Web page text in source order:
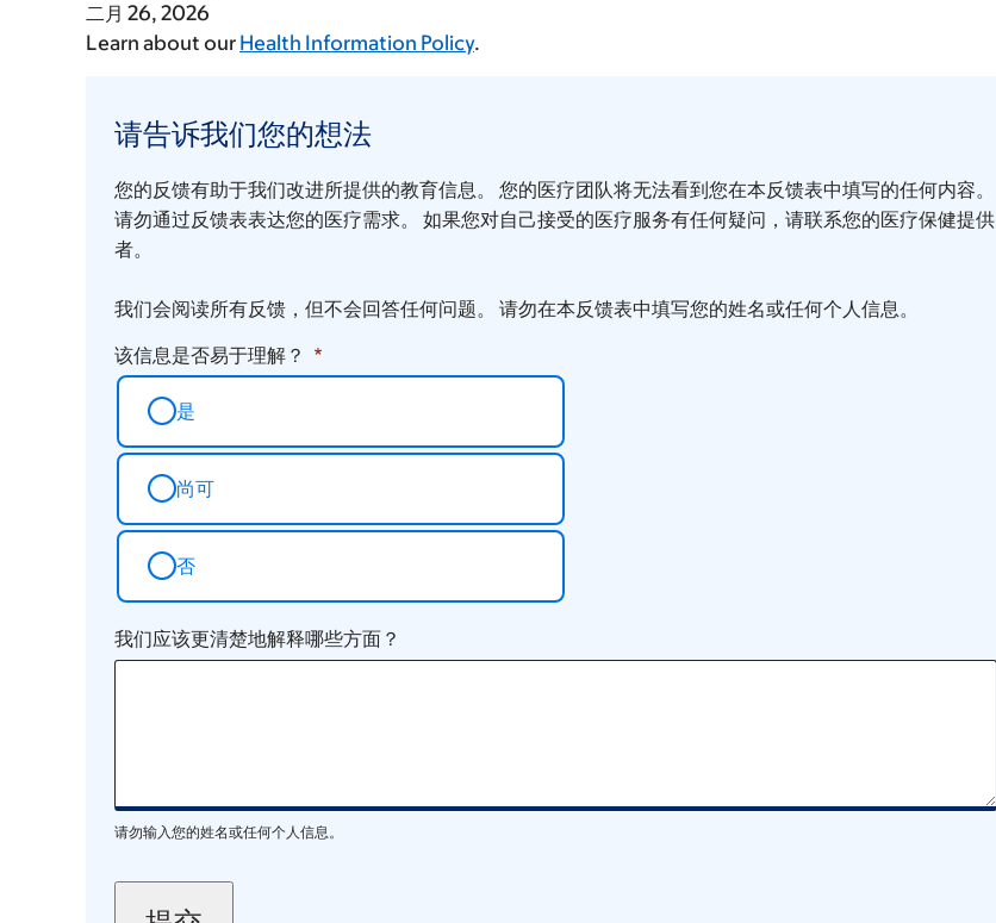
二月 26, 2026
Learn about our Health Information Policy.
告
我
们
的
想
法
请告诉我们您的想法
您的反馈有助于我们改进所提供的教育信息。 您的医疗团队将无法看到您在本反馈表中填写的任何内容。
请勿通过反馈表表达您的医疗需求。 如果您对自己接受的医疗服务有任何疑问，请联系您的医疗保健提供
者。
我们会阅读所有反馈，但不会回答任何问题。 请勿在本反馈表中填写您的姓名或任何个人信息。
该信息是否易于理解？
是
尚可
否
我们应该更清楚地解释哪些方面？
请勿输入您的姓名或任何个人信息。